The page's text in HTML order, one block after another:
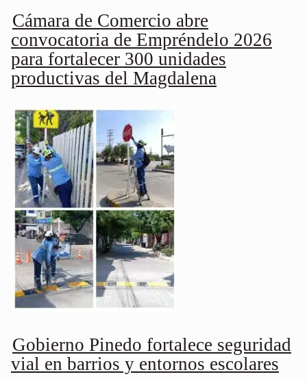
Cámara de Comercio abre
convocatoria de Empréndelo 2026
para fortalecer 300 unidades
productivas del Magdalena
Gobierno Pinedo fortalece seguridad
vial en barrios y entornos escolares